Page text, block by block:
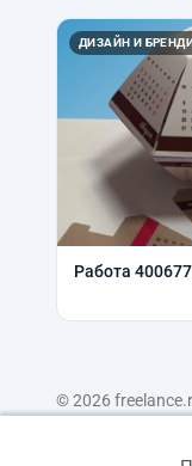
ДИЗАЙН И
Работа
© 2026